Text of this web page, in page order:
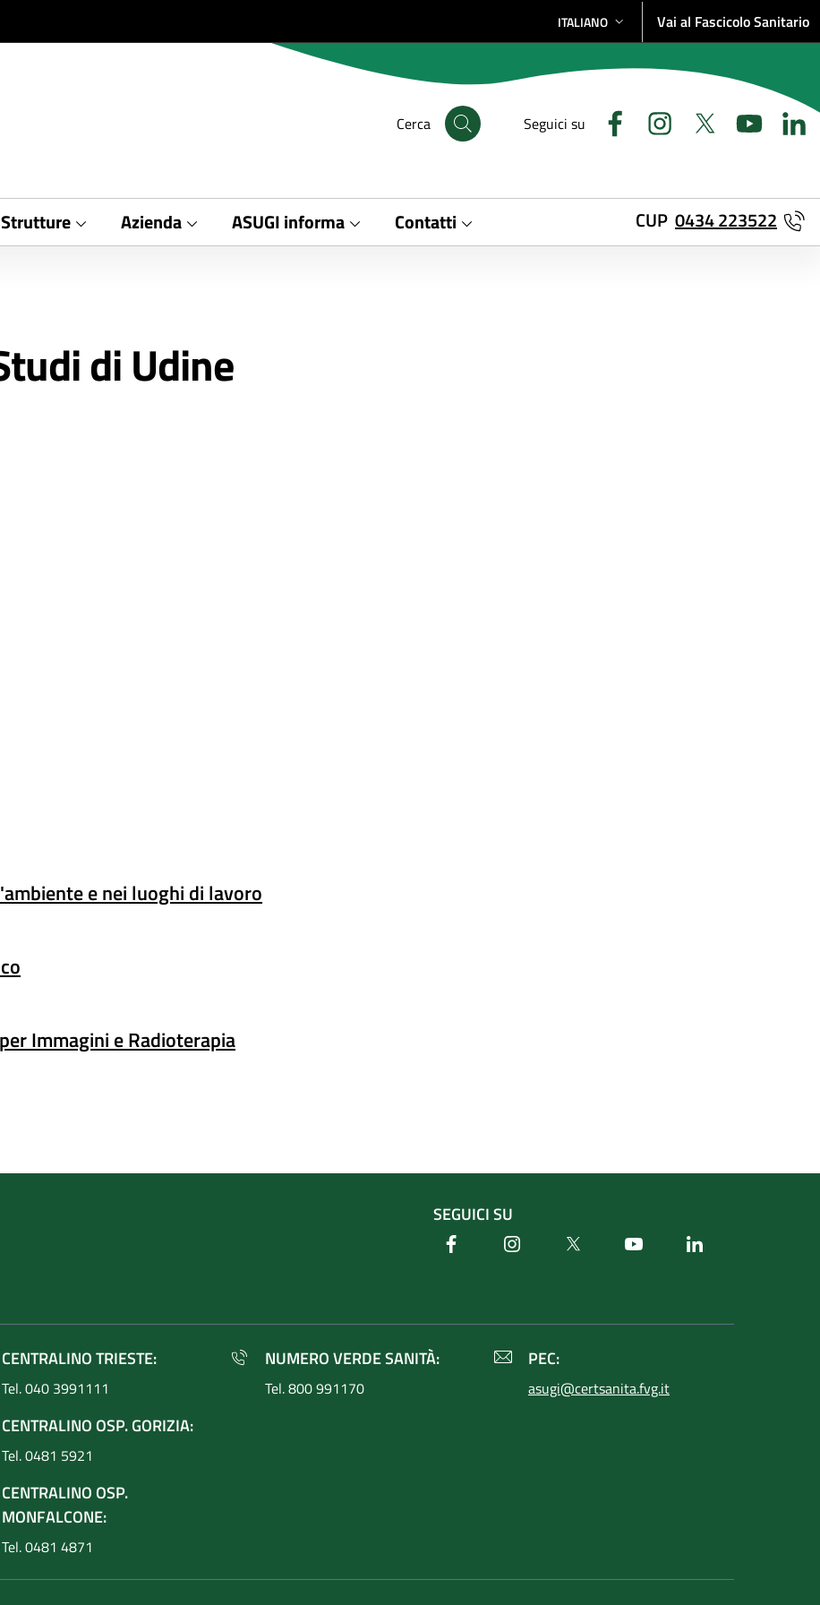
SELEZIONE LINGUA: LINGUA SELEZIONATA
ITALIANO Vai al Fascicolo Sanitario
Cerca Seguici su
Strutture Azienda ASUGI informa Contatti CUP 0434 223522
di Udine
e nei luoghi di lavoro
Immagini e Radioterapia
SEGUICI SU
Facebook Instagram Twitter Youtube
CENTRALINO TRIESTE:
Tel. 040 3991111
CENTRALINO OSP. GORIZIA:
Tel. 0481 5921
CENTRALINO OSP.
MONFALCONE:
Tel. 0481 4871
NUMERO VERDE SANITÀ:
Tel. 800 991170
PEC:
asugi@certsanita.fvg.it